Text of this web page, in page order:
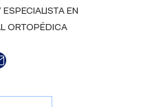
EN
ORTOPÉDICA